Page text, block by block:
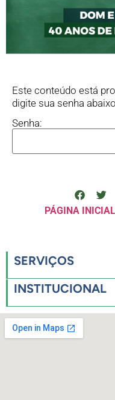
Este conteúdo está
digite sua senha
Senha:
PÁGINA INICIAL
SERVIÇOS
INSTITUCIONAL